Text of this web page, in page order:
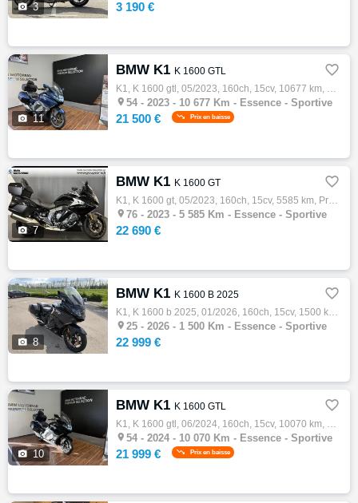
 3 3 190 €
 11
BMW K1 K 1600 GTL 
K1, K 1600 gtl, 05/2023, 160ch, 15cv, 10677 km, Essence, 1649cm³, Couleur bleu, Garantie 24 mois, 21500 € Equipements : Alarme antivol|Appe…
 54 - 2023 - 10 677 Km - Essence - Sportive
21 500 € Prix en baisse
 7
BMW K1 K 1600 GT 
K1, K 1600 gt, 05/2023, 160ch, 15cv, 5585 km, Première main, Essence, 1649cm³, Couleur noir, 22690 € Equipements : ...|Alarme antivol|Appel…
 76 - 2023 - 5 585 Km - Essence - Sportive
22 690 €
 8
BMW K1 K 1600 B 2025 
K1, K 1600 b 2025, 01/2026, 160ch, 15cv, 1500 km, Première main, Essence, 1649cm³, Couleur noir, Garantie 24 mois, 22999 € Equipements : ..…
 25 - 2026 - 1 500 Km - Essence - Sportive
22 999 €
 10
BMW K1 K 1600 GTL 
K1, K 1600 gtl, 06/2024, 160ch, 15cv, 10070 km, Première main, Essence, 1649cm³, Couleur noir, Garantie 24 mois, 21999 € Equipements : ...|…
 54 - 2024 - 10 070 Km - Essence - Sportive
21 999 € Prix en baisse